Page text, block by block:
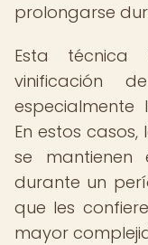
prolongarse
Esta
vinificación
especialmente
En estos
se
durante un
que les
mayor